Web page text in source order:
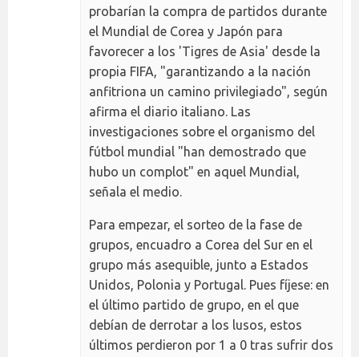
probarían la compra de partidos durante
el Mundial de Corea y Japón para
favorecer a los 'Tigres de Asia' desde la
propia FIFA, "garantizando a la nación
anfitriona un camino privilegiado", según
afirma el diario italiano. Las
investigaciones sobre el organismo del
fútbol mundial "han demostrado que
hubo un complot" en aquel Mundial,
señala el medio.
Para empezar, el sorteo de la fase de
grupos, encuadro a Corea del Sur en el
grupo más asequible, junto a Estados
Unidos, Polonia y Portugal. Pues fíjese: en
el último partido de grupo, en el que
debían de derrotar a los lusos, estos
últimos perdieron por 1 a 0 tras sufrir dos